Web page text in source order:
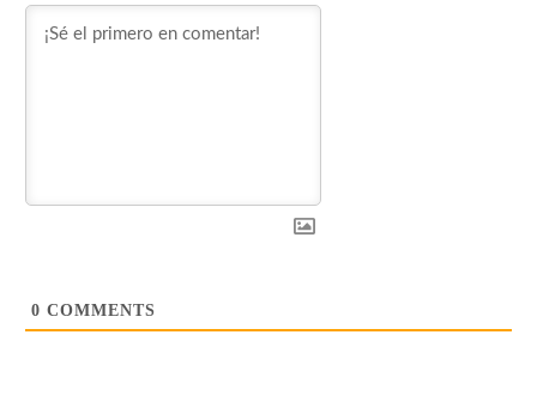
0 COMMENTS